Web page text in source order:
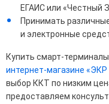
ЕГАИС или «Честный
Принимать
и электронные
Купить смарт-
интернет-магазине «ЭКР
выбор ККТ по низким
предоставляем